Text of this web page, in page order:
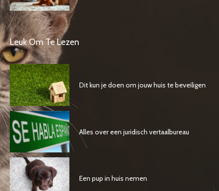
Leuk Om Te Lezen
Dit kun je doen om jouw huis te beveiligen
Alles over een juridisch vertaalbureau
Een pup in huis nemen